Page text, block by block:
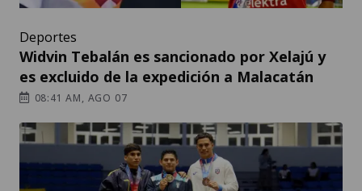
Deportes
Widvin Tebalán es sancionado por Xelajú y
es excluido de la expedición a Malacatán
08:41 AM, AGO 07